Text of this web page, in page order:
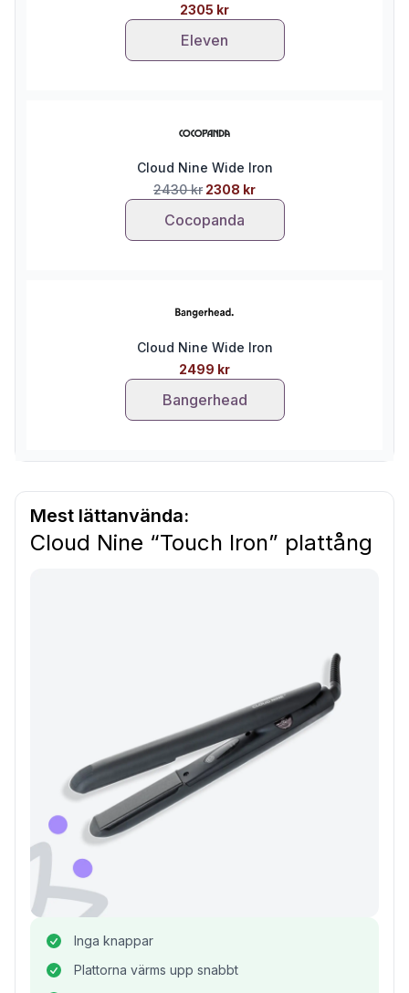
2305 kr
Eleven
Cloud Nine Wide Iron
2430 kr 2308 kr
Cocopanda
Cloud Nine Wide Iron
2499 kr
Bangerhead
Mest lättanvända:
Cloud Nine “Touch Iron” plattång
Inga knappar
Plattorna värms upp snabbt